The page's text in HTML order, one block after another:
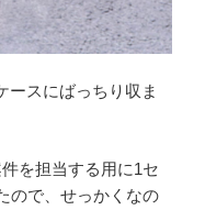
ースにばっちり収ま
を担当する用に1セ
ので、せっかくなの